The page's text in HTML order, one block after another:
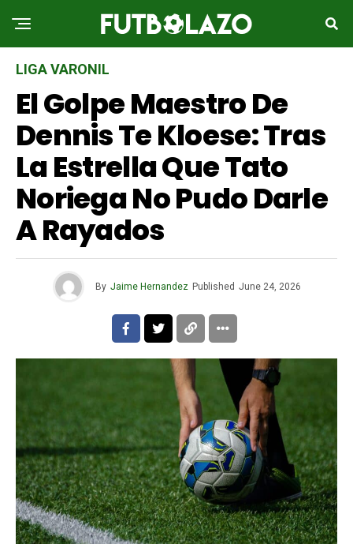
LIGA VARONIL
El Golpe Maestro De
Dennis Te Kloese: Tras
La Estrella Que Tato
Noriega No Pudo Darle
A Rayados
By Jaime Hernandez Published June 24, 2026